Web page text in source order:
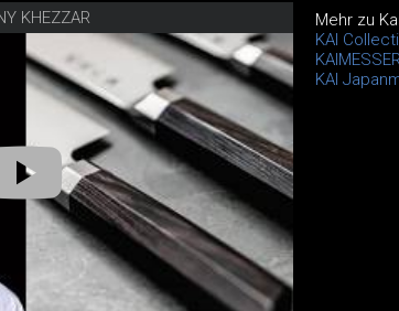
KHEZZAR
Mehr zu
KAI
KAI